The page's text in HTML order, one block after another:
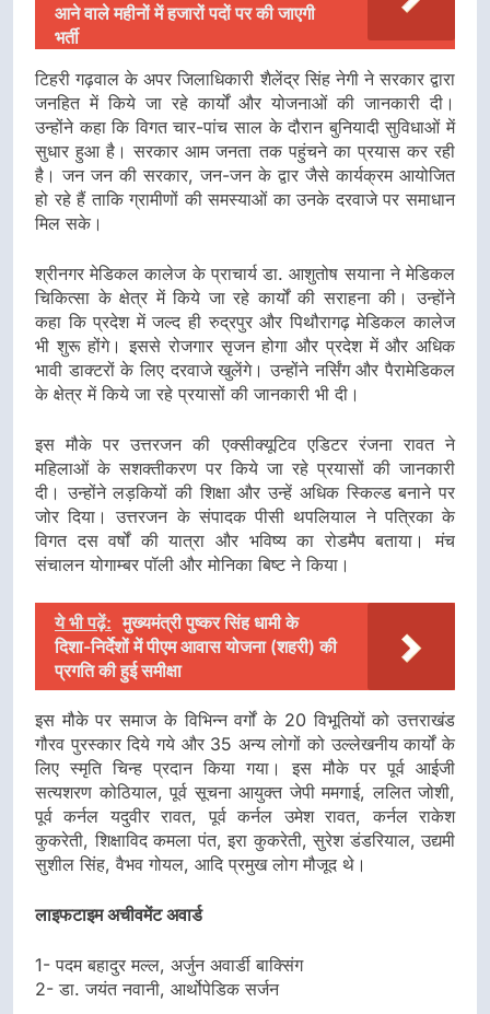
आने वाले महीनों में हजारों पदों पर की जाएगी
भर्ती
टिहरी गढ़वाल के अपर जिलाधिकारी शैलेंद्र सिंह नेगी ने सरकार द्वारा
जनहित में किये जा रहे कार्यों और योजनाओं की जानकारी दी।
उन्होंने कहा कि विगत चार-पांच साल के दौरान बुनियादी सुविधाओं में
सुधार हुआ है। सरकार आम जनता तक पहुंचने का प्रयास कर रही
है। जन जन की सरकार, जन-जन के द्वार जैसे कार्यक्रम आयोजित
हो रहे हैं ताकि ग्रामीणों की समस्याओं का उनके दरवाजे पर समाधान
मिल सके।
श्रीनगर मेडिकल कालेज के प्राचार्य डा. आशुतोष सयाना ने मेडिकल
चिकित्सा के क्षेत्र में किये जा रहे कार्यों की सराहना की। उन्होंने
कहा कि प्रदेश में जल्द ही रुद्रपुर और पिथौरागढ़ मेडिकल कालेज
भी शुरू होंगे। इससे रोजगार सृजन होगा और प्रदेश में और अधिक
भावी डाक्टरों के लिए दरवाजे खुलेंगे। उन्होंने नर्सिंग और पैरामेडिकल
के क्षेत्र में किये जा रहे प्रयासों की जानकारी भी दी।
इस मौके पर उत्तरजन की एक्सीक्यूटिव एडिटर रंजना रावत ने
महिलाओं के सशक्तीकरण पर किये जा रहे प्रयासों की जानकारी
दी। उन्होंने लड़कियों की शिक्षा और उन्हें अधिक स्किल्ड बनाने पर
जोर दिया। उत्तरजन के संपादक पीसी थपलियाल ने पत्रिका के
विगत दस वर्षों की यात्रा और भविष्य का रोडमैप बताया। मंच
संचालन योगाम्बर पॉली और मोनिका बिष्ट ने किया।
ये भी पढ़ें: मुख्यमंत्री पुष्कर सिंह धामी के
दिशा-निर्देशों में पीएम आवास योजना (शहरी) की
प्रगति की हुई समीक्षा
इस मौके पर समाज के विभिन्न वर्गों के 20 विभूतियों को उत्तराखंड
गौरव पुरस्कार दिये गये और 35 अन्य लोगों को उल्लेखनीय कार्यों के
लिए स्मृति चिन्ह प्रदान किया गया। इस मौके पर पूर्व आईजी
सत्यशरण कोठियाल, पूर्व सूचना आयुक्त जेपी ममगाई, ललित जोशी,
पूर्व कर्नल यदुवीर रावत, पूर्व कर्नल उमेश रावत, कर्नल राकेश
कुकरेती, शिक्षाविद कमला पंत, इरा कुकरेती, सुरेश डंडरियाल, उद्यमी
सुशील सिंह, वैभव गोयल, आदि प्रमुख लोग मौजूद थे।
लाइफटाइम अचीवमेंट अवार्ड
1- पदम बहादुर मल्ल, अर्जुन अवार्डी बाक्सिंग
2- डा. जयंत नवानी, आर्थोपेडिक सर्जन